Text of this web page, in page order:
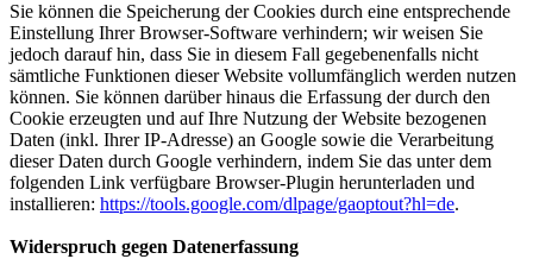
Sie können die Speicherung der Cookies durch eine entsprechende
Einstellung Ihrer Browser-Software verhindern; wir weisen Sie
jedoch darauf hin, dass Sie in diesem Fall gegebenenfalls nicht
sämtliche Funktionen dieser Website vollumfänglich werden nutzen
können. Sie können darüber hinaus die Erfassung der durch den
Cookie erzeugten und auf Ihre Nutzung der Website bezogenen
Daten (inkl. Ihrer IP-Adresse) an Google sowie die Verarbeitung
dieser Daten durch Google verhindern, indem Sie das unter dem
folgenden Link verfügbare Browser-Plugin herunterladen und
installieren: https://tools.google.com/dlpage/gaoptout?hl=de.
Widerspruch gegen Datenerfassung